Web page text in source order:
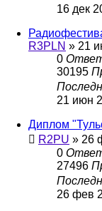
16 дек
R3PLN » 21
0
30195
21 июн
Диплом
R2PU » 26
0
27496
26 фев